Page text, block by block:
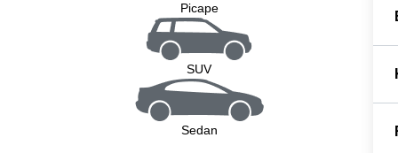
Picape
SUV
Sedan